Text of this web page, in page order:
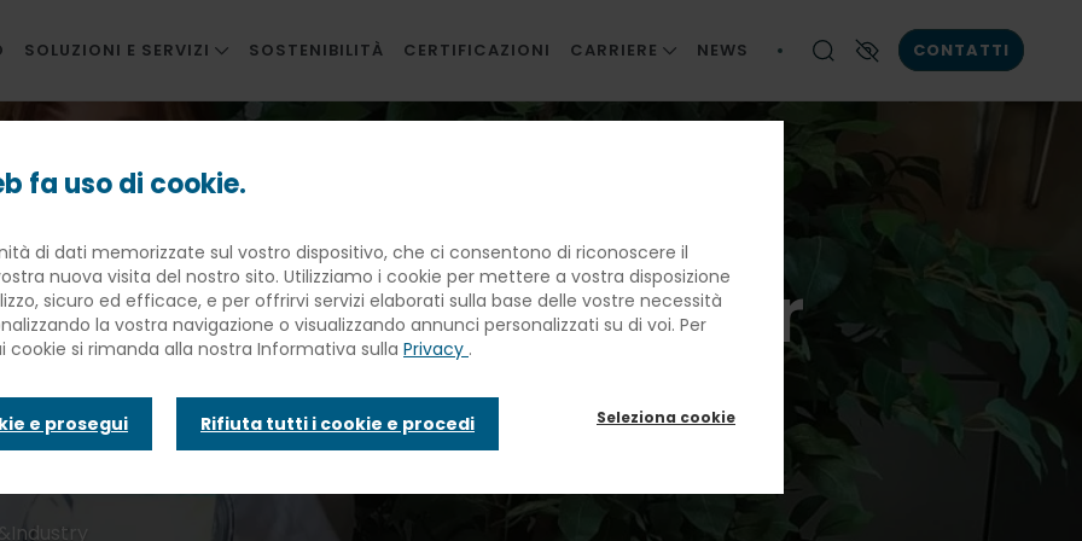
SOLUZIONI E SERVIZI
RISTORAZIONE AZIENDALE
RISTORAZIONE INNOVATIVA
SANITÀ
BANQUETING
TRAVEL CATERING
INFANZIA E WELFARE
SOSTENIBILITÀ CERTIFICAZIONI CARRIERE
LE NOSTRE PERSONE
NEWS CONTATTI
quinte del customer
in Tavola
fa uso di cookie.
di dati memorizzate sul vostro dispositivo, che ci consentono di riconoscere il
nuova visita del nostro sito. Utilizziamo i cookie per mettere a vostra disposizione
sicuro ed efficace, e per offrirvi servizi elaborati sulla base delle vostre necessità
la vostra navigazione o visualizzando annunci personalizzati su di voi. Per
cookie si rimanda alla nostra Informativa sulla Privacy .
e prosegui Rifiuta tutti i cookie e procedi Seleziona cookie